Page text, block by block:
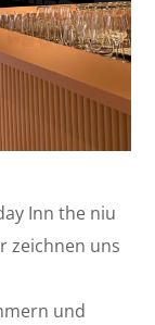
Inn the niu
zeichnen uns
und